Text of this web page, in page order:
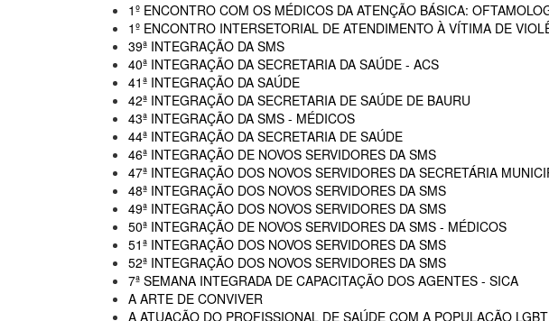
1º ENCONTRO COM OS MÉDICOS DA ATENÇÃO BÁSICA:
1º ENCONTRO INTERSETORIAL DE ATENDIMENTO À VÍTIMA DE
39ª INTEGRAÇÃO DA SMS
40ª INTEGRAÇÃO DA SECRETARIA DA SAÚDE - ACS
41ª INTEGRAÇÃO DA SAÚDE
42ª INTEGRAÇÃO DA SECRETARIA DE SAÚDE DE BAURU
43ª INTEGRAÇÃO DA SMS - MÉDICOS
44ª INTEGRAÇÃO DA SECRETARIA DE SAÚDE
46ª INTEGRAÇÃO DE NOVOS SERVIDORES DA SMS
47ª INTEGRAÇÃO DOS NOVOS SERVIDORES DA SECRETÁRIA
48ª INTEGRAÇÃO DOS NOVOS SERVIDORES DA SMS
49ª INTEGRAÇÃO DOS NOVOS SERVIDORES DA SMS
50ª INTEGRAÇÃO DE NOVOS SERVIDORES DA SMS - MÉDICOS
51ª INTEGRAÇÃO DOS NOVOS SERVIDORES DA SMS
52ª INTEGRAÇÃO DOS NOVOS SERVIDORES DA SMS
7ª SEMANA INTEGRADA DE CAPACITAÇÃO DOS AGENTES - SICA
A ARTE DE CONVIVER
A ATUAÇÃO DO PROFISSIONAL DE SAÚDE COM A POPULAÇÃO LGBT